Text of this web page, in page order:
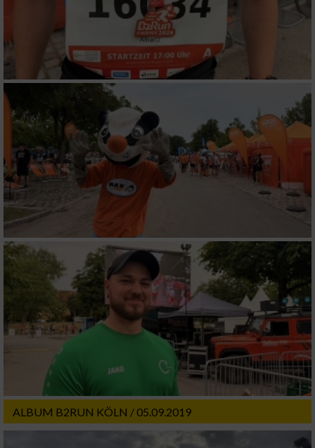
ALBUM B2RUN KÖLN / 05.09.2019
verschiedenen Quellen
Entwicklung und Verbesserung der Angebote
Verwendung reduzierter Daten zur Auswahl
von Inhalten
IAB-Besonderheiten:
Verwendung genauer Standortdaten
Geräte anhand von aktiv angeforderten
Informationen identifizieren
Nicht-IAB-Verarbeitungszwecke:
Notwendig
Performance
Funktional
Werbung